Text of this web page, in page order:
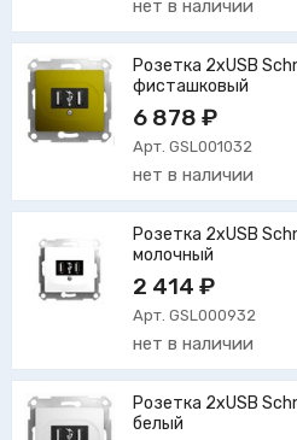
нет в наличии
Розетка 2xUSB
фисташковый
6 878 ₽
Арт. GSL001032
нет в наличии
Розетка 2xUSB
молочный
2 414 ₽
Арт. GSL000932
нет в наличии
Розетка 2xUSB
белый